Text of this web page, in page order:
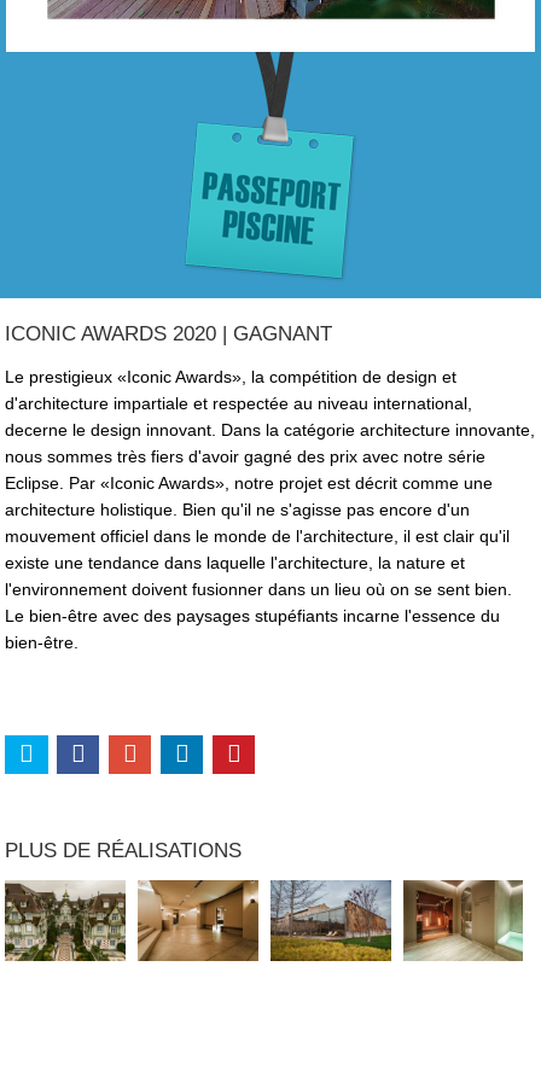
ICONIC AWARDS 2020 | GAGNANT
Le prestigieux «Iconic Awards», la compétition de design et
d'architecture impartiale et respectée au niveau international,
decerne le design innovant. Dans la catégorie architecture innovante,
nous sommes très fiers d'avoir gagné des prix avec notre série
Eclipse. Par «Iconic Awards», notre projet est décrit comme une
architecture holistique. Bien qu'il ne s'agisse pas encore d'un
mouvement officiel dans le monde de l'architecture, il est clair qu'il
existe une tendance dans laquelle l'architecture, la nature et
l'environnement doivent fusionner dans un lieu où on se sent bien.
Le bien-être avec des paysages stupéfiants incarne l'essence du
bien-être.
PLUS DE RÉALISATIONS